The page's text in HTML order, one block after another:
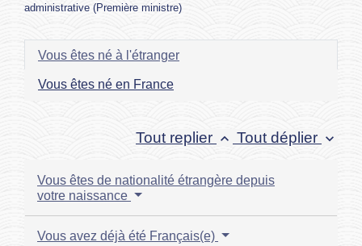
administrative (Première ministre)
Vous êtes né à l'étranger
Vous êtes né en France
Tout replier keyboard_arrow_up Tout déplier keyboard_arrow_down
Vous êtes de nationalité étrangère depuis
votre naissance
Vous avez déjà été Français(e)